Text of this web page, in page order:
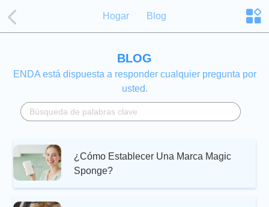
Hogar Blog
BLOG
ENDA está dispuesta a responder cualquier pregunta por
usted.
¿Cómo Establecer Una Marca Magic
Sponge?